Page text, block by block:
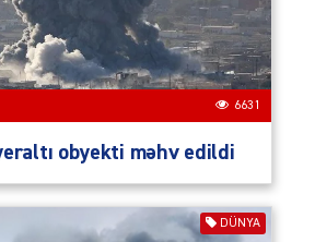
6631
obyekti məhv edildi
DÜNYA